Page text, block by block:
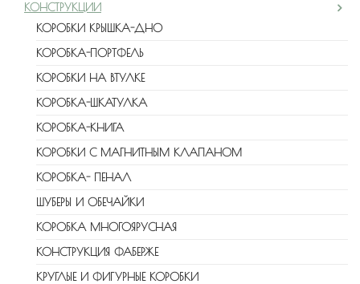
КОНСТРУКЦИИ
КОРОБКИ КРЫШКА-ДНО
КОРОБКА-ПОРТФЕЛЬ
КОРОБКИ НА ВТУЛКЕ
КОРОБКА-ШКАТУЛКА
КОРОБКА-КНИГА
КОРОБКИ С МАГНИТНЫМ КЛАПАНОМ
КОРОБКА- ПЕНАЛ
ШУБЕРЫ И ОБЕЧАЙКИ
КОРОБКА МНОГОЯРУСНАЯ
КОНСТРУКЦИЯ ФАБЕРЖЕ
КРУГЛЫЕ И ФИГУРНЫЕ КОРОБКИ